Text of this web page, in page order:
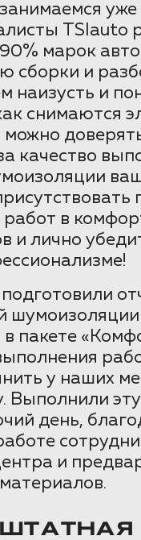
уже
TSIauto
марок
сборки и
наизусть и
снимаются
качество
в
и лично
шумоизоляции
пакете
у наших
Выполнили
день,
и